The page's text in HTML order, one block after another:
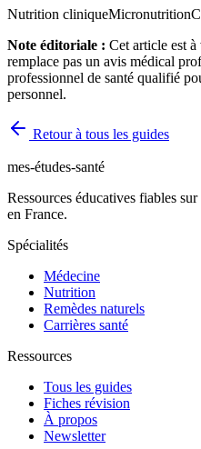
Nutrition cliniqueMicronutrition
Note éditoriale : Cet article est
remplace pas un avis médical
professionnel de santé qualifié
personnel.
Retour à tous les guides
mes-études-santé
Ressources éducatives fiables
en France.
Spécialités
Médecine
Nutrition
Remèdes naturels
Carrières santé
Ressources
Tous les guides
Fiches révision
À propos
Newsletter